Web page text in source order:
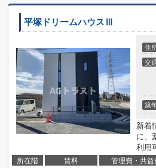
平塚ドリームハウスⅢ
住
交
築
新着
に、
利用
所在階 賃料 管理費・共益